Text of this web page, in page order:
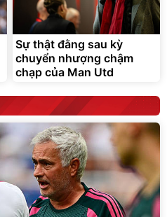
Sự thật đằng sau kỳ
chuyển nhượng chậm
chạp của Man Utd